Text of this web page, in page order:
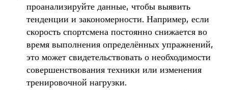
проанализируйте данные, чтобы выявить
тенденции и закономерности. Например, если
скорость спортсмена постоянно снижается во
время выполнения определённых упражнений,
это может свидетельствовать о необходимости
совершенствования техники или изменения
тренировочной нагрузки.